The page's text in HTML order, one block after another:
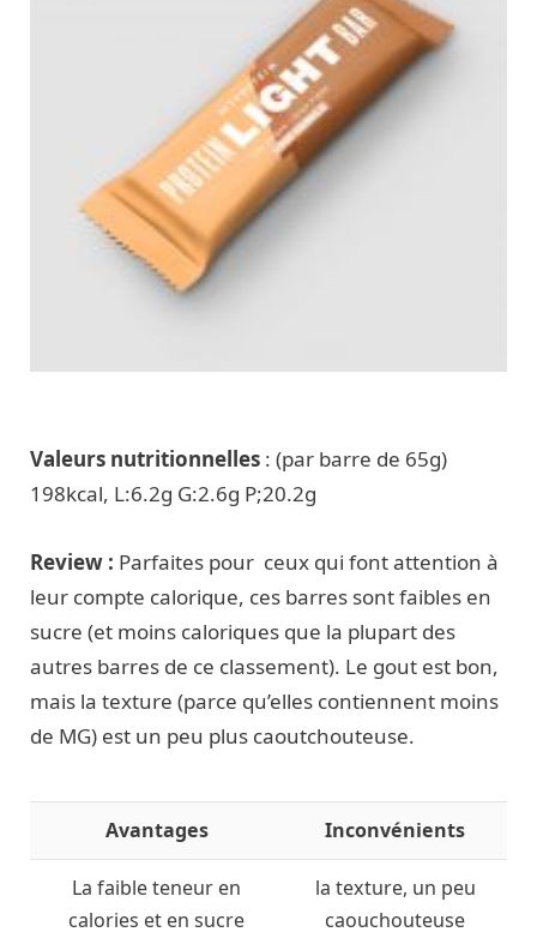
Valeurs nutritionnelles : (par barre de 65g)
198kcal, L:6.2g G:2.6g P;20.2g
Review : Parfaites pour ceux qui font attention à
leur compte calorique, ces barres sont faibles en
sucre (et moins caloriques que la plupart des
autres barres de ce classement). Le gout est bon,
mais la texture (parce qu’elles contiennent moins
de MG) est un peu plus caoutchouteuse.
Avantages Inconvénients
La faible teneur en
calories et en sucre
la texture, un peu
caouchouteuse